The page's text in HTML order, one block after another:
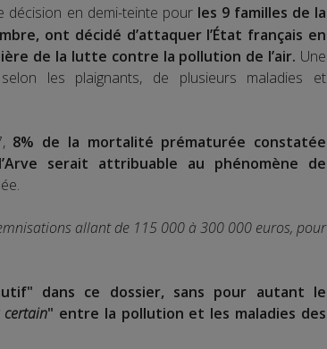
décision en demi-teinte pour les 9 familles de la
ont décidé d’attaquer l’État français en
de la lutte contre la pollution de l’air. Une
les plaignants, de plusieurs maladies et
8% de la mortalité prématurée constatée
serait attribuable au phénomène de
allant de 115 000 à 300 000 euros, pour
dans ce dossier, sans pour autant le
" entre la pollution et les maladies des